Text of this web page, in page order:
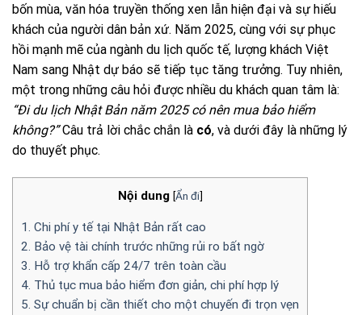
bốn mùa, văn hóa truyền thống xen lẫn hiện đại và sự hiếu
khách của người dân bản xứ. Năm 2025, cùng với sự phục
hồi mạnh mẽ của ngành du lịch quốc tế, lượng khách Việt
Nam sang Nhật dự báo sẽ tiếp tục tăng trưởng. Tuy nhiên,
một trong những câu hỏi được nhiều du khách quan tâm là:
“Đi du lịch Nhật Bản năm 2025 có nên mua bảo hiểm
không?”Câu trả lời chắc chắn là có, và dưới đây là những lý
do thuyết phục.
Nội dung [Ẩn đi]
1. Chi phí y tế tại Nhật Bản rất cao
2. Bảo vệ tài chính trước những rủi ro bất ngờ
3. Hỗ trợ khẩn cấp 24/7 trên toàn cầu
4. Thủ tục mua bảo hiểm đơn giản, chi phí hợp lý
5. Sự chuẩn bị cần thiết cho một chuyến đi trọn vẹn